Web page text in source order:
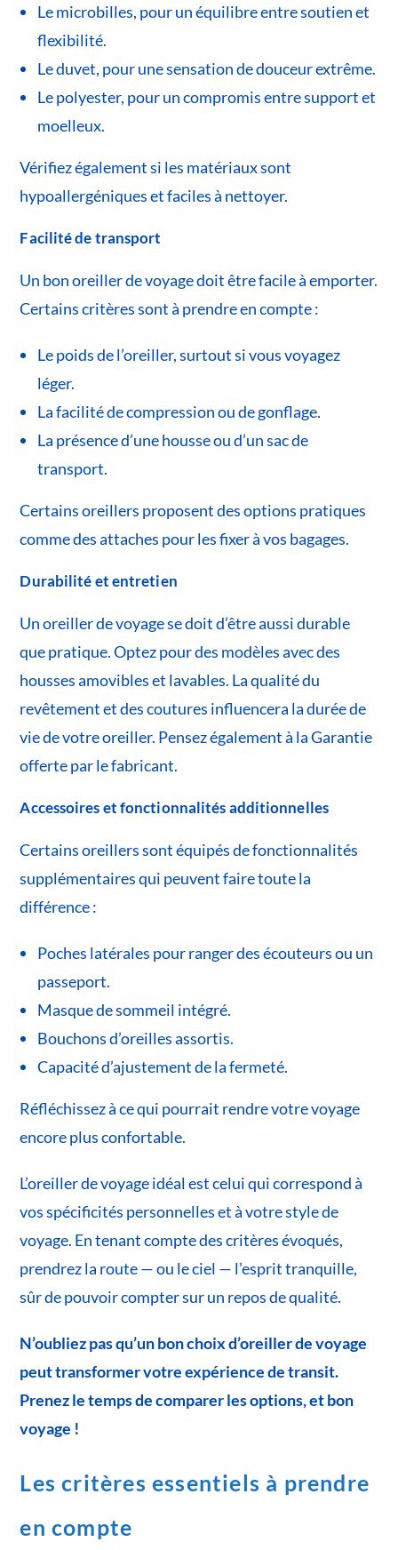
Le microbilles, pour un équilibre entre soutien et
flexibilité.
Le duvet, pour une sensation de douceur extrême.
Le polyester, pour un compromis entre support et
moelleux.
Vérifiez également si les matériaux sont
hypoallergéniques et faciles à nettoyer.
Facilité de transport
Un bon oreiller de voyage doit être facile à emporter.
Certains critères sont à prendre en compte :
Le poids de l’oreiller, surtout si vous voyagez
léger.
La facilité de compression ou de gonflage.
La présence d’une housse ou d’un sac de
transport.
Certains oreillers proposent des options pratiques
comme des attaches pour les fixer à vos bagages.
Durabilité et entretien
Un oreiller de voyage se doit d’être aussi durable
que pratique. Optez pour des modèles avec des
housses amovibles et lavables. La qualité du
revêtement et des coutures influencera la durée de
vie de votre oreiller. Pensez également à la Garantie
offerte par le fabricant.
Accessoires et fonctionnalités additionnelles
Certains oreillers sont équipés de fonctionnalités
supplémentaires qui peuvent faire toute la
différence :
Poches latérales pour ranger des écouteurs ou un
passeport.
Masque de sommeil intégré.
Bouchons d’oreilles assortis.
Capacité d’ajustement de la fermeté.
Réfléchissez à ce qui pourrait rendre votre voyage
encore plus confortable.
L’oreiller de voyage idéal est celui qui correspond à
vos spécificités personnelles et à votre style de
voyage. En tenant compte des critères évoqués,
prendrez la route — ou le ciel — l’esprit tranquille,
sûr de pouvoir compter sur un repos de qualité.
N’oubliez pas qu’un bon choix d’oreiller de voyage
peut transformer votre expérience de transit.
Prenez le temps de comparer les options, et bon
voyage !
Les critères essentiels à prendre
en compte